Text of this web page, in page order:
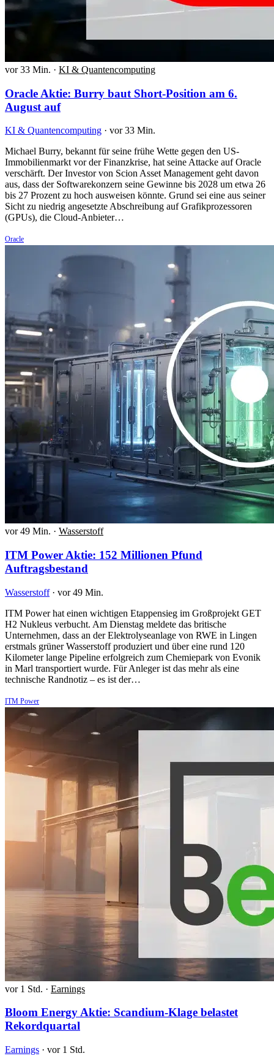
vor 33 Min. · KI & Quantencomputing
Oracle Aktie: Burry baut Short-Position am 6.
August auf
KI & Quantencomputing · vor 33 Min.
Michael Burry, bekannt für seine frühe Wette gegen den US-
Immobilienmarkt vor der Finanzkrise, hat seine Attacke auf Oracle
verschärft. Der Investor von Scion Asset Management geht davon
aus, dass der Softwarekonzern seine Gewinne bis 2028 um etwa 26
bis 27 Prozent zu hoch ausweisen könnte. Grund sei eine aus seiner
Sicht zu niedrig angesetzte Abschreibung auf Grafikprozessoren
(GPUs), die Cloud-Anbieter…
Oracle
vor 49 Min. · Wasserstoff
ITM Power Aktie: 152 Millionen Pfund
Auftragsbestand
Wasserstoff · vor 49 Min.
ITM Power hat einen wichtigen Etappensieg im Großprojekt GET
H2 Nukleus verbucht. Am Dienstag meldete das britische
Unternehmen, dass an der Elektrolyseanlage von RWE in Lingen
erstmals grüner Wasserstoff produziert und über eine rund 120
Kilometer lange Pipeline erfolgreich zum Chemiepark von Evonik
in Marl transportiert wurde. Für Anleger ist das mehr als eine
technische Randnotiz – es ist der…
ITM Power
vor 1 Std. · Earnings
Bloom Energy Aktie: Scandium-Klage belastet
Rekordquartal
Earnings · vor 1 Std.